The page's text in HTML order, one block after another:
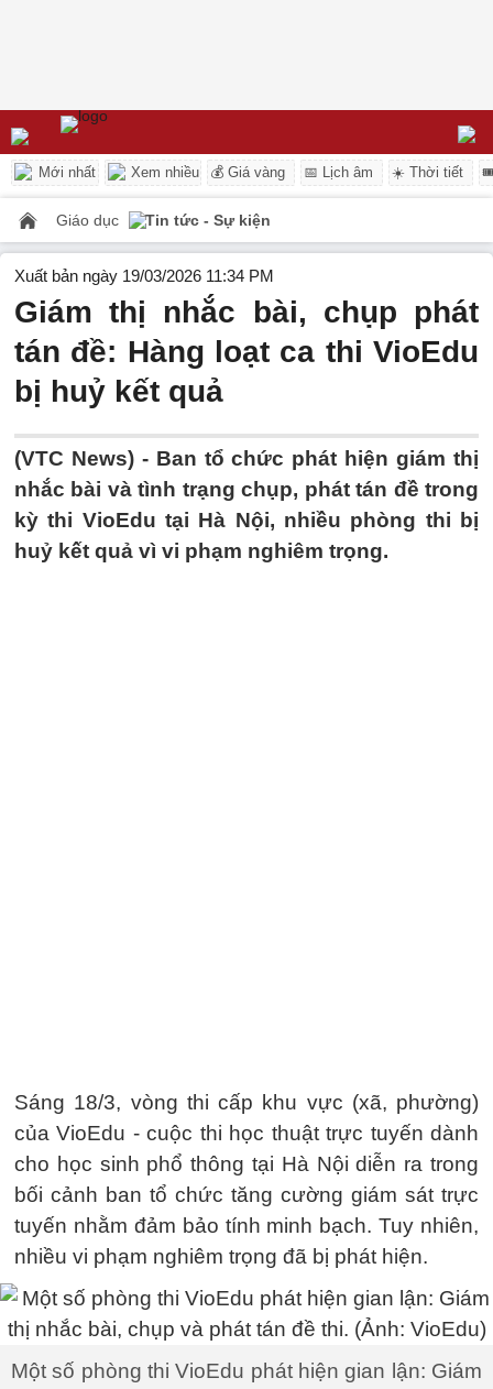
Mới nhất Xem nhiều 💰 Giá vàng 📅 Lịch âm ☀️ Thời tiết
Giáo dục Tin tức - Sự kiện
Xuất bản ngày 19/03/2026 11:34 PM
Giám thị nhắc bài, chụp phát
tán đề: Hàng loạt ca thi VioEdu
bị huỷ kết quả
(VTC News) - Ban tổ chức phát hiện giám thị
nhắc bài và tình trạng chụp, phát tán đề trong
kỳ thi VioEdu tại Hà Nội, nhiều phòng thi bị
huỷ kết quả vì vi phạm nghiêm trọng.
Sáng 18/3, vòng thi cấp khu vực (xã, phường)
của VioEdu - cuộc thi học thuật trực tuyến dành
cho học sinh phổ thông tại Hà Nội diễn ra trong
bối cảnh ban tổ chức tăng cường giám sát trực
tuyến nhằm đảm bảo tính minh bạch. Tuy nhiên,
nhiều vi phạm nghiêm trọng đã bị phát hiện.
Một số phòng thi VioEdu phát hiện gian lận: Giám